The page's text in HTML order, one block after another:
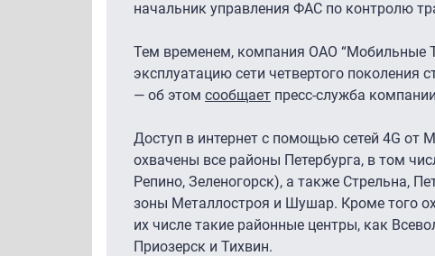
начальник управления ФАС по контролю
Тем временем, компания ОАО “Мобильные
эксплуатацию сети четвертого поколения
— об этом сообщает пресс-служба
Доступ в интернет с помощью сетей 4G от
охвачены все районы Петербурга, в том
Репино, Зеленогорск), а также Стрельна,
зоны Металлостроя и Шушар. Кроме того
их числе такие районные центры, как
Приозерск и Тихвин.